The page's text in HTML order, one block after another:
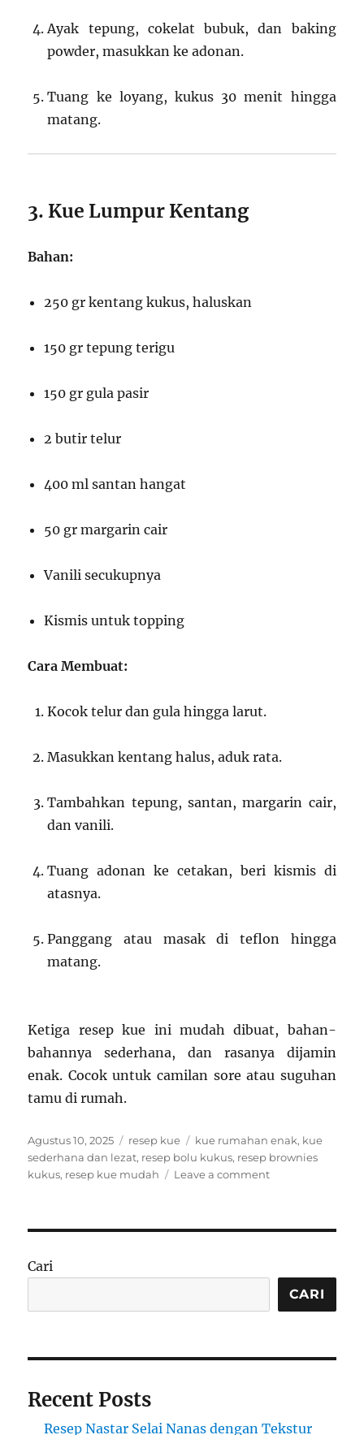
Ayak tepung, cokelat bubuk, dan baking
powder, masukkan ke adonan.
Tuang ke loyang, kukus 30 menit hingga
matang.
3. Kue Lumpur Kentang
Bahan:
250 gr kentang kukus, haluskan
150 gr tepung terigu
150 gr gula pasir
2 butir telur
400 ml santan hangat
50 gr margarin cair
Vanili secukupnya
Kismis untuk topping
Cara Membuat:
Kocok telur dan gula hingga larut.
Masukkan kentang halus, aduk rata.
Tambahkan tepung, santan, margarin cair,
dan vanili.
Tuang adonan ke cetakan, beri kismis di
atasnya.
Panggang atau masak di teflon hingga
matang.
Ketiga resep kue ini mudah dibuat, bahan-
bahannya sederhana, dan rasanya dijamin
enak. Cocok untuk camilan sore atau suguhan
tamu di rumah.
Posted
on
Agustus 10, 2025 Categories
resep kue Tags
kue rumahan enak, kue
sederhana dan lezat, resep bolu kukus, resep brownies
kukus, resep kue mudah Leave a commenton
Rumah,
Pasti
Enak!
Cari
CARI
Recent Posts
Resep Nastar Selai Nanas dengan Tekstur